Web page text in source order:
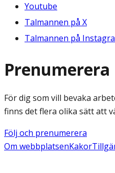
Youtube
Talmannen på X
Talmannen på
Prenumerera
För dig som vill bevaka
finns det flera olika sätt att
Följ och prenumerera
Om webbplatsenKakor